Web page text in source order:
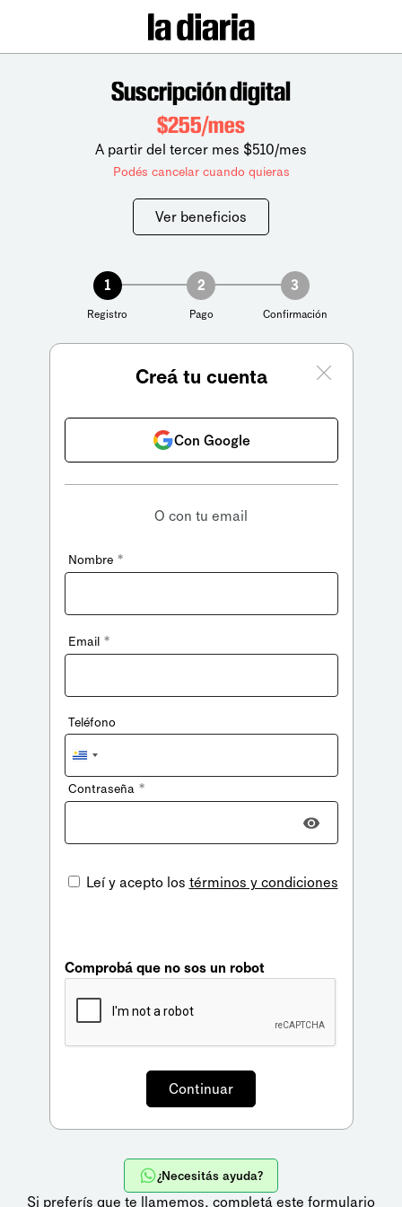
Suscripción digital
$255/mes
A partir del tercer mes $510/mes
Podés cancelar cuando quieras
Ver beneficios
1
Registro
2
Pago
3
Confirmación
Creá tu cuenta
Con Google
O con tu email
Nombre *
Email *
Teléfono
Uruguay
+598
Contraseña *
Leí y acepto los términos y condiciones
Comprobá que no sos un robot
¿Necesitás ayuda?
Si preferís que te llamemos, completá este formulario